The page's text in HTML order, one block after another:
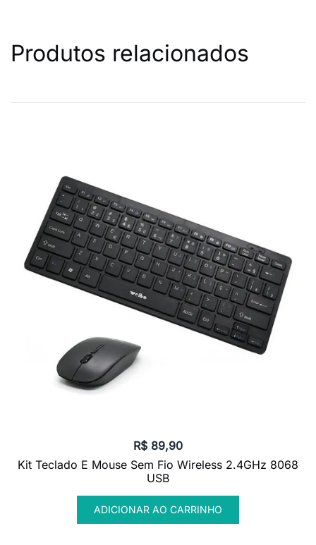
Produtos relacionados
R$ 89,90
Kit Teclado E Mouse Sem Fio Wireless 2.4GHz 8068
USB
ADICIONAR AO CARRINHO